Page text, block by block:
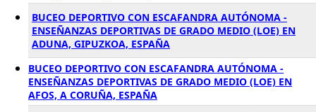
BUCEO DEPORTIVO CON ESCAFANDRA AUTÓNOMA -
ENSEÑANZAS DEPORTIVAS DE GRADO MEDIO (LOE) EN
ADUNA, GIPUZKOA, ESPAÑA
BUCEO DEPORTIVO CON ESCAFANDRA AUTÓNOMA -
ENSEÑANZAS DEPORTIVAS DE GRADO MEDIO (LOE) EN
AFOS, A CORUÑA, ESPAÑA